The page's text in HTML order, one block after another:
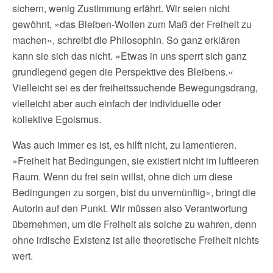
sichern, wenig Zustimmung erfährt. Wir seien nicht
gewöhnt, »das Bleiben-Wollen zum Maß der Freiheit zu
machen«, schreibt die Philosophin. So ganz erklären
kann sie sich das nicht. »Etwas in uns sperrt sich ganz
grundlegend gegen die Perspektive des Bleibens.«
Vielleicht sei es der freiheitssuchende Bewegungsdrang,
vielleicht aber auch einfach der individuelle oder
kollektive Egoismus.
Was auch immer es ist, es hilft nicht, zu lamentieren.
»Freiheit hat Bedingungen, sie existiert nicht im luftleeren
Raum. Wenn du frei sein willst, ohne dich um diese
Bedingungen zu sorgen, bist du unvernünftig«, bringt die
Autorin auf den Punkt. Wir müssen also Verantwortung
übernehmen, um die Freiheit als solche zu wahren, denn
ohne irdische Existenz ist alle theoretische Freiheit nichts
wert.